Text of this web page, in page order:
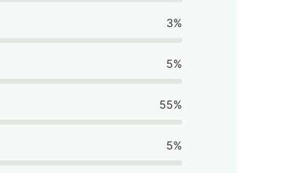
3%
5%
55%
5%